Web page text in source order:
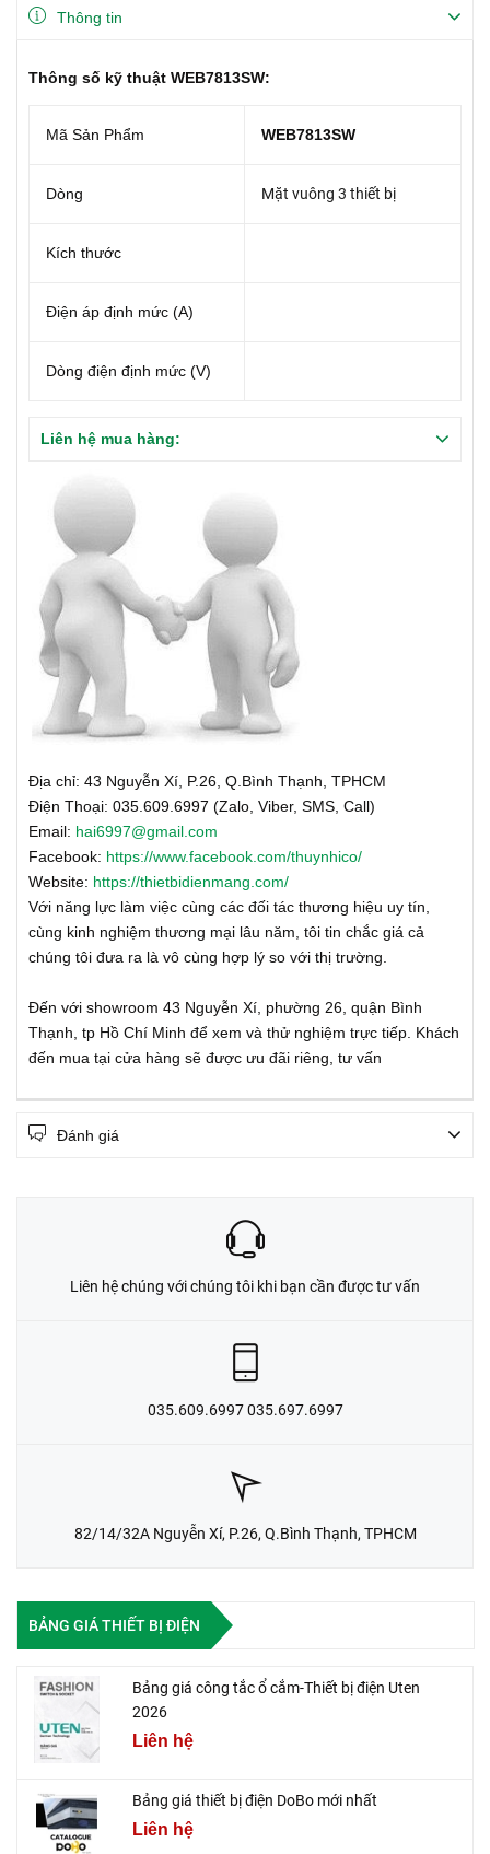
Thông tin
Thông số kỹ thuật WEB7813SW:
Mã Sản Phẩm WEB7813SW
Dòng Mặt vuông 3 thiết bị
Kích thước
Điện áp định mức (A)
Dòng điện định mức (V)
Liên hệ mua hàng:
Địa chỉ: 43 Nguyễn Xí, P.26, Q.Bình Thạnh, TPHCM
Điện Thoại: 035.609.6997 (Zalo, Viber, SMS, Call)
Email: hai6997@gmail.com
Facebook: https://www.facebook.com/thuynhico/
Website: https://thietbidienmang.com/
Với năng lực làm việc cùng các đối tác thương hiệu uy tín,
cùng kinh nghiệm thương mại lâu năm, tôi tin chắc giá cả
chúng tôi đưa ra là vô cùng hợp lý so với thị trường.
Đến với showroom 43 Nguyễn Xí, phường 26, quận Bình
Thạnh, tp Hồ Chí Minh để xem và thử nghiệm trực tiếp. Khách
đến mua tại cửa hàng sẽ được ưu đãi riêng, tư vấn
Đánh giá
Liên hệ chúng với chúng tôi khi bạn cần được tư vấn
035.609.6997 035.697.6997
82/14/32A Nguyễn Xí, P.26, Q.Bình Thạnh, TPHCM
BẢNG GIÁ THIẾT BỊ ĐIỆN
Bảng giá công tắc ổ cắm-Thiết bị điện Uten
2026
Liên hệ
Bảng giá thiết bị điện DoBo mới nhất
Liên hệ